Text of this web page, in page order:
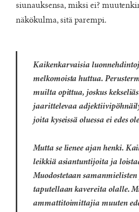
siunauksensa, miksi ei?
näkökulma, sitä parempi.
Kaikenkarvaisia
melkomoista huttua.
muilta opittua, joskus
jaarittelevaa
joita kyseissä oluessa ei edes
Mutta se lienee ajan henki.
leikkiä asiantuntijoita ja
Muodostetaan samanmielisten
taputellaan kavereita olalle.
ammattitoimittajia muuten